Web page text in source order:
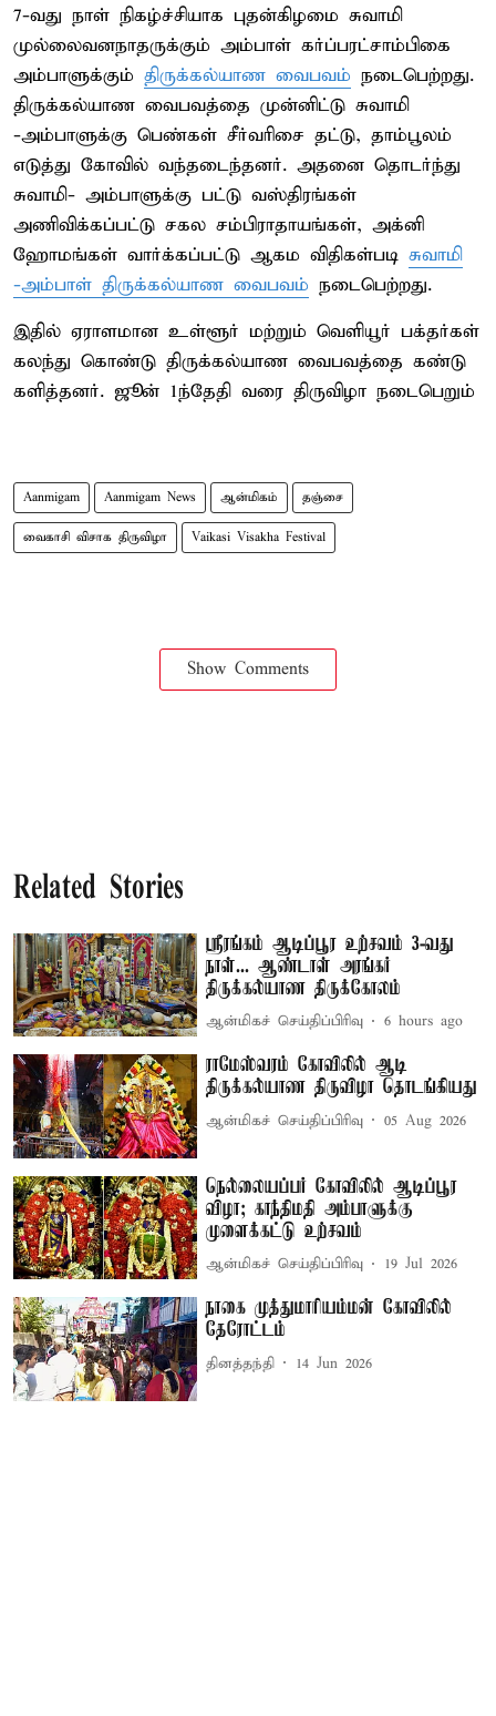
7-வது நாள் நிகழ்ச்சியாக புதன்கிழமை சுவாமி
முல்லைவனநாதருக்கும் அம்பாள் கர்ப்பரட்சாம்பிகை
அம்பாளுக்கும் திருக்கல்யாண வைபவம் நடைபெற்றது.
திருக்கல்யாண வைபவத்தை முன்னிட்டு சுவாமி
-அம்பாளுக்கு பெண்கள் சீர்வரிசை தட்டு, தாம்பூலம்
எடுத்து கோவில் வந்தடைந்தனர். அதனை தொடர்ந்து
சுவாமி- அம்பாளுக்கு பட்டு வஸ்திரங்கள்
அணிவிக்கப்பட்டு சகல சம்பிராதாயங்கள், அக்னி
ஹோமங்கள் வார்க்கப்பட்டு ஆகம விதிகள்படி சுவாமி
-அம்பாள் திருக்கல்யாண வைபவம் நடைபெற்றது.
இதில் ஏராளமான உள்ளூர் மற்றும் வெளியூர் பக்தர்கள்
கலந்து கொண்டு திருக்கல்யாண வைபவத்தை கண்டு
களித்தனர். ஜூன் 1ந்தேதி வரை திருவிழா நடைபெறும்
Aanmigam Aanmigam News ஆன்மிகம் தஞ்சை
வைகாசி விசாக திருவிழா Vaikasi Visakha Festival
Show Comments
Related Stories
ஸ்ரீரங்கம் ஆடிப்பூர உற்சவம் 3-வது
நாள்... ஆண்டாள் அரங்கர்
திருக்கல்யாண திருக்கோலம்
ஆன்மிகச் செய்திப்பிரிவு 6 hours ago
ராமேஸ்வரம் கோவிலில் ஆடி
திருக்கல்யாண திருவிழா தொடங்கியது
ஆன்மிகச் செய்திப்பிரிவு 05 Aug 2026
நெல்லையப்பர் கோவிலில் ஆடிப்பூர
விழா; காந்திமதி அம்பாளுக்கு
முளைக்கட்டு உற்சவம்
ஆன்மிகச் செய்திப்பிரிவு 19 Jul 2026
நாகை முத்துமாரியம்மன் கோவிலில்
தேரோட்டம்
தினத்தந்தி 14 Jun 2026